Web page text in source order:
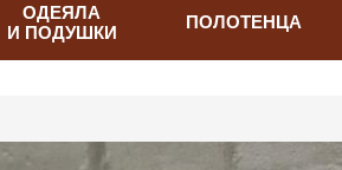
ОДЕЯЛА
И ПОДУШКИ
ПОЛОТЕНЦА